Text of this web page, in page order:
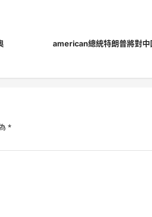
american總統特朗普將對中
*